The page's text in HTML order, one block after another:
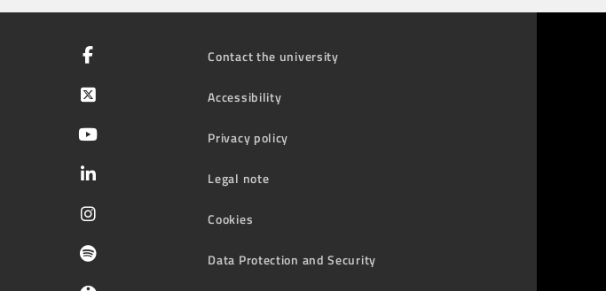
Contact the university
Accessibility
Privacy policy
Legal note
Cookies
Data Protection and Security